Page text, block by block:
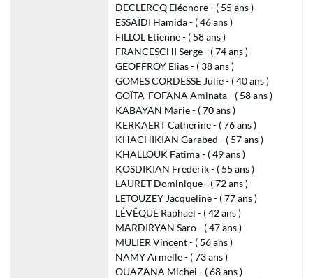
DECLERCQ Eléonore - ( 55 ans )
ESSAÏDI Hamida - ( 46 ans )
FILLOL Etienne - ( 58 ans )
FRANCESCHI Serge - ( 74 ans )
GEOFFROY Elias - ( 38 ans )
GOMES CORDESSE Julie - ( 40 ans )
GOÏTA-FOFANA Aminata - ( 58 ans )
KABAYAN Marie - ( 70 ans )
KERKAERT Catherine - ( 76 ans )
KHACHIKIAN Garabed - ( 57 ans )
KHALLOUK Fatima - ( 49 ans )
KOSDIKIAN Frederik - ( 55 ans )
LAURET Dominique - ( 72 ans )
LETOUZEY Jacqueline - ( 77 ans )
LÉVÊQUE Raphaël - ( 42 ans )
MARDIRYAN Saro - ( 47 ans )
MULIER Vincent - ( 56 ans )
NAMY Armelle - ( 73 ans )
OUAZANA Michel - ( 68 ans )